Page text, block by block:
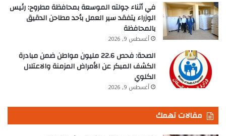
في أثناء جولته الموسعة بمحافظة مطروح: رئيس
الوزراء يتفقد سير العمل بأحد مطاحن الدقيق
بالمحافظة
أغسطس 9, 2026
الصحة: فحص 22.6 مليون مواطن ضمن مبادرة
الكشف المبكر عن الأمراض المزمنة والاعتلال
الكلوي
أغسطس 9, 2026
مقالات تهمك